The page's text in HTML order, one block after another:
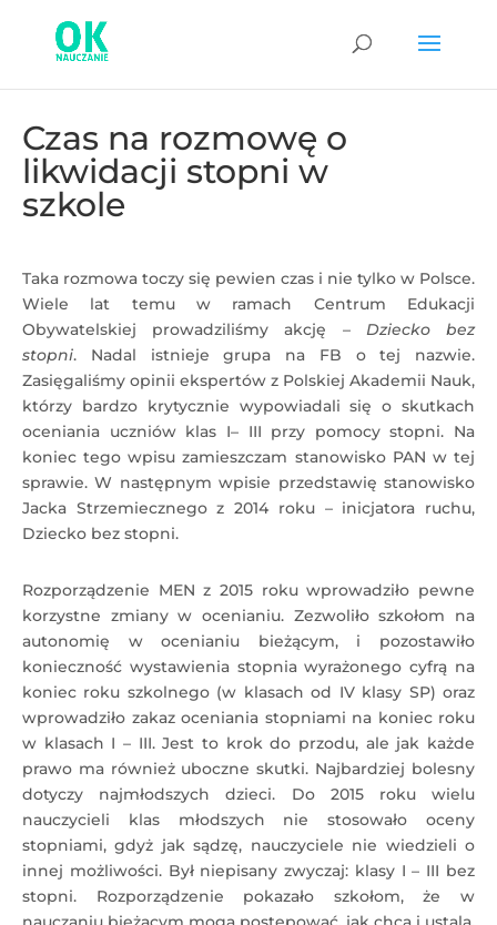
Czas na rozmowę o
likwidacji stopni w
szkole
Taka rozmowa toczy się pewien czas i nie tylko w Polsce.
Wiele lat temu w ramach Centrum Edukacji
Obywatelskiej prowadziliśmy akcję – Dziecko bez
stopni. Nadal istnieje grupa na FB o tej nazwie.
Zasięgaliśmy opinii ekspertów z Polskiej Akademii Nauk,
którzy bardzo krytycznie wypowiadali się o skutkach
oceniania uczniów klas I– III przy pomocy stopni. Na
koniec tego wpisu zamieszczam stanowisko PAN w tej
sprawie. W następnym wpisie przedstawię stanowisko
Jacka Strzemiecznego z 2014 roku – inicjatora ruchu,
Dziecko bez stopni.
Rozporządzenie MEN z 2015 roku wprowadziło pewne
korzystne zmiany w ocenianiu. Zezwoliło szkołom na
autonomię w ocenianiu bieżącym, i pozostawiło
konieczność wystawienia stopnia wyrażonego cyfrą na
koniec roku szkolnego (w klasach od IV klasy SP) oraz
wprowadziło zakaz oceniania stopniami na koniec roku
w klasach I – III. Jest to krok do przodu, ale jak każde
prawo ma również uboczne skutki. Najbardziej bolesny
dotyczy najmłodszych dzieci. Do 2015 roku wielu
nauczycieli klas młodszych nie stosowało oceny
stopniami, gdyż jak sądzę, nauczyciele nie wiedzieli o
innej możliwości. Był niepisany zwyczaj: klasy I – III bez
stopni. Rozporządzenie pokazało szkołom, że w